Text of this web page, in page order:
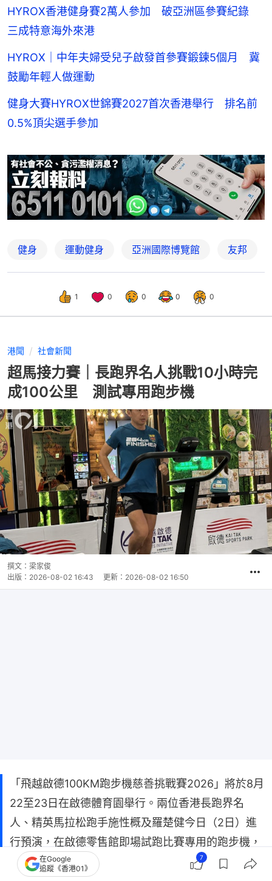
HYROX香港健身賽2萬人參加 破亞洲區參賽紀錄
三成特意海外來港
HYROX｜中年夫婦受兒子啟發首參賽鍛鍊5個月 冀
鼓勵年輕人做運動
健身大賽HYROX世錦賽2027首次香港舉行 排名前
0.5%頂尖選手參加
健身 運動健身 亞洲國際博覽館 友邦
1 0 0 0 0
港聞 社會新聞
超馬接力賽｜長跑界名人挑戰10小時完
成100公里 測試專用跑步機
撰文： 梁家俊
出版： 2026-08-02 16:43 更新： 2026-08-02 16:50
「飛越啟德100KM跑步機慈善挑戰賽2026」將於8月
22至23日在啟德體育園舉行。兩位香港長跑界名
人、精英馬拉松跑手施性概及羅楚健今日（2日）進
行預演，在啟德零售館即場試跑比賽專用的跑步機，
於10小時內親身挑戰完成100公里超馬長跑，協助測
在Google
追蹤《香港01》
7